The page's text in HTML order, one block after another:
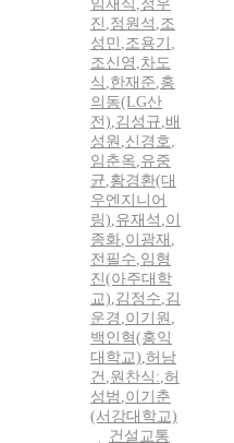
임재식 ,정우
진 ,정원석 ,조
성민 ,조용기 ,
조신영 ,차도
식 ,한재준,홍
의동(LG산
전),김성규,배
성원 ,신경호,
임춘옥,유중
균,황경환(대
우엔지니어
링),유재석 ,이
종화,이광재 ,
전필수,임형
진(아주대학
교),김정수,김
운경 ,이기원 ,
백인혁(홍익
대학교),허남
건 ,원찬식:,허
성범 ,이기춘
(서강대학교)
건설교통